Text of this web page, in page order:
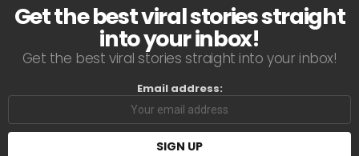
Get the best viral stories straight
into your inbox!
Get the best viral stories straight into your inbox!
Email address: